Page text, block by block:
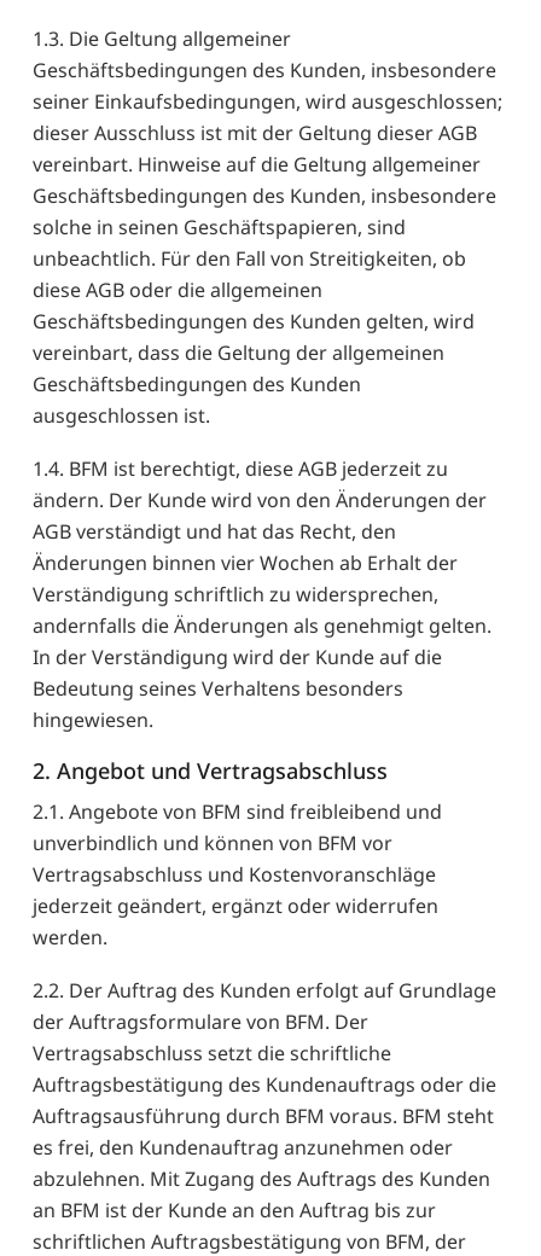
1.3. Die Geltung allgemeiner
Geschäftsbedingungen des Kunden, insbesondere
seiner Einkaufsbedingungen, wird ausgeschlossen;
dieser Ausschluss ist mit der Geltung dieser AGB
vereinbart. Hinweise auf die Geltung allgemeiner
Geschäftsbedingungen des Kunden, insbesondere
solche in seinen Geschäftspapieren, sind
unbeachtlich. Für den Fall von Streitigkeiten, ob
diese AGB oder die allgemeinen
Geschäftsbedingungen des Kunden gelten, wird
vereinbart, dass die Geltung der allgemeinen
Geschäftsbedingungen des Kunden
ausgeschlossen ist.
1.4. BFM ist berechtigt, diese AGB jederzeit zu
ändern. Der Kunde wird von den Änderungen der
AGB verständigt und hat das Recht, den
Änderungen binnen vier Wochen ab Erhalt der
Verständigung schriftlich zu widersprechen,
andernfalls die Änderungen als genehmigt gelten.
In der Verständigung wird der Kunde auf die
Bedeutung seines Verhaltens besonders
hingewiesen.
2. Angebot und Vertragsabschluss
2.1. Angebote von BFM sind freibleibend und
unverbindlich und können von BFM vor
Vertragsabschluss und Kostenvoranschläge
jederzeit geändert, ergänzt oder widerrufen
werden.
2.2. Der Auftrag des Kunden erfolgt auf Grundlage
der Auftragsformulare von BFM. Der
Vertragsabschluss setzt die schriftliche
Auftragsbestätigung des Kundenauftrags oder die
Auftragsausführung durch BFM voraus. BFM steht
es frei, den Kundenauftrag anzunehmen oder
abzulehnen. Mit Zugang des Auftrags des Kunden
an BFM ist der Kunde an den Auftrag bis zur
schriftlichen Auftragsbestätigung von BFM, der